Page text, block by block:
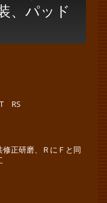
、パッド
RS
正研磨、ＲにＦと同